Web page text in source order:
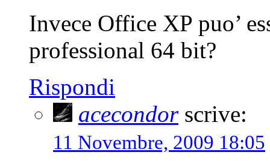
Invece Office XP puo’
professional 64 bit?
Rispondi
acecondorscrive:
11 Novembre, 2009 18:05